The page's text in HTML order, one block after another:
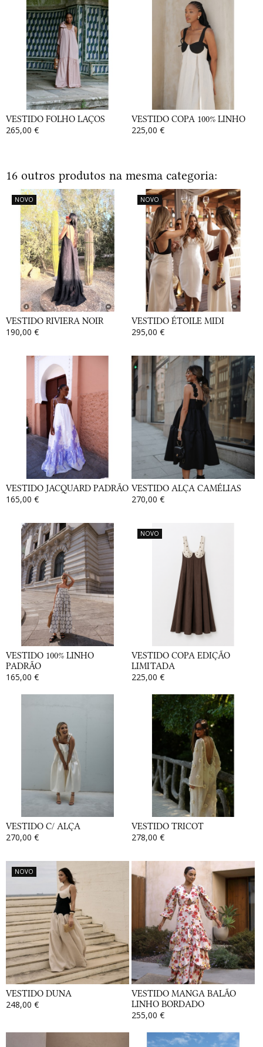
VESTIDO FOLHO LAÇOS
265,00 €
VESTIDO COPA 100% LINHO
225,00 €
16 outros produtos na mesma categoria:
NOVO
VESTIDO RIVIERA NOIR
190,00 €
NOVO
VESTIDO ÉTOILE MIDI
295,00 €
VESTIDO JACQUARD PADRÃO
165,00 €
VESTIDO ALÇA CAMÉLIAS
270,00 €
VESTIDO 100% LINHO
PADRÃO
165,00 €
NOVO
VESTIDO COPA EDIÇÃO
LIMITADA
225,00 €
VESTIDO C/ ALÇA
270,00 €
VESTIDO TRICOT
278,00 €
NOVO
VESTIDO DUNA
248,00 €
VESTIDO MANGA BALÃO
LINHO BORDADO
255,00 €